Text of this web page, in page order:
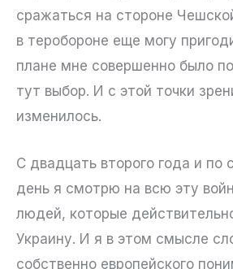
сражаться на стороне
в теробороне еще могу
плане мне совершенно было
тут выбор. И с этой точки
изменилось.
С двадцать второго года и по
день я смотрю на всю эту
людей, которые
Украину. И я в этом смысле
собственно европейского